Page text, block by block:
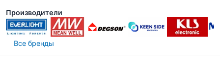
Производители
Все бренды